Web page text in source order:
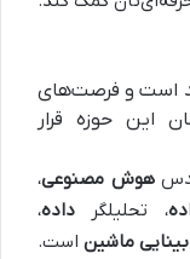
است و فرصت‌های
این حوزه قرار
هوش مصنوعی،
، تحلیلگر داده‌،
بینایی ماشیناست.